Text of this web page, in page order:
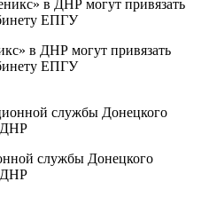
в ДНР могут привязать
ЕПГУ
службы Донецкого
ДНР